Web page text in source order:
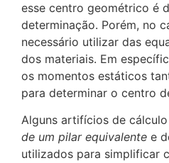
esse centro geométrico é
determinação. Porém, no
necessário utilizar das
dos materiais. Em
os momentos estáticos
para determinar o centro
Alguns artifícios de
de um pilar equivalente e
utilizados para simplificar